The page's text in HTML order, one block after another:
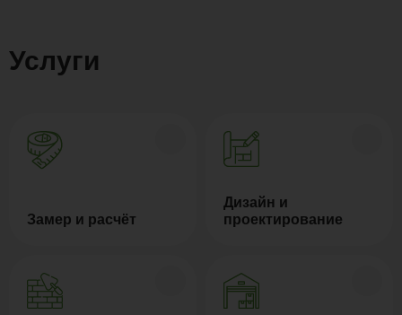
Услуги
Замер и расчёт
Дизайн и
проектирование